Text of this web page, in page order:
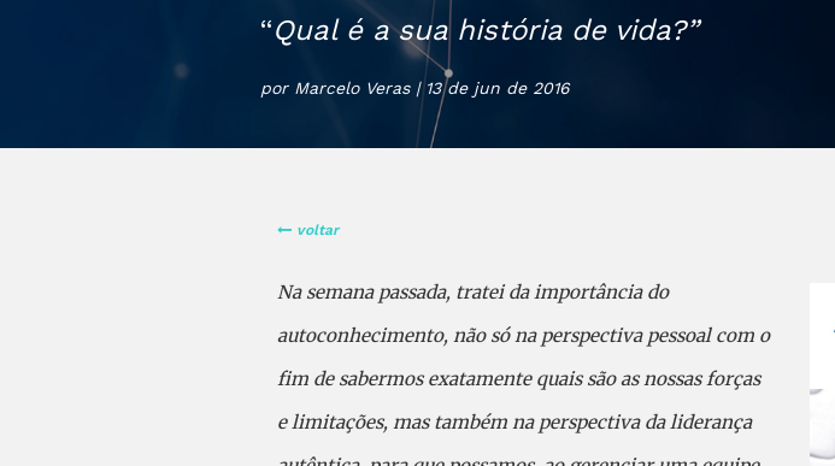
“Qual é a sua história de vida?”
por Marcelo Veras | 13 de jun de 2016
voltar
Na semana passada, tratei da importância do
autoconhecimento, não só na perspectiva pessoal com o
fim de sabermos exatamente quais são as nossas forças
e limitações, mas também na perspectiva da liderança